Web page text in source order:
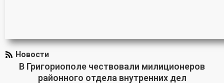
Новости
В Григориополе чествовали милиционеров
районного отдела внутренних дел